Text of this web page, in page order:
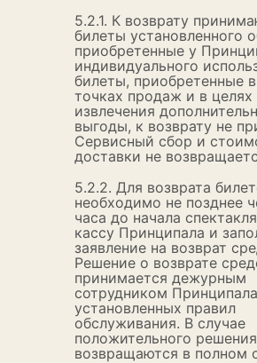
5.2.1. К возврату
билеты установленного
приобретенные у
индивидуального
билеты, приобретенные
точках продаж и в целях
извлечения
выгоды, к возврату не
Сервисный сбор и
доставки не
5.2.2. Для возврата
необходимо не позднее
часа до начала
кассу Принципала и
заявление на возврат
Решение о возврате
принимается дежурным
сотрудником
установленных правил
обслуживания. В случае
положительного
возвращаются в полном